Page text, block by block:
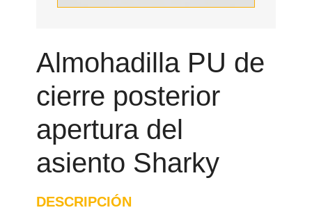
Almohadilla PU de
cierre posterior
apertura del
asiento Sharky
DESCRIPCIÓN